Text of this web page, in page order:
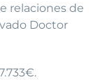
relaciones de
Doctor